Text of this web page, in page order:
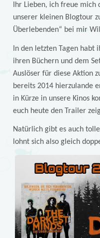
Ihr Lieben, ich freue mich
unserer kleinen Blogtour
Überlebenden“ bei mir
In den letzten Tagen
ihren Büchern und dem
Auslöser für diese Aktion
bereits 2014 hierzulande
in Kürze in unsere Kinos
euch heute den Trailer
Natürlich gibt es auch
lohnt sich also gleich